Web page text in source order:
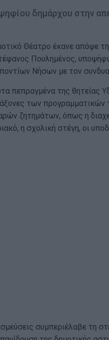
δημάρχου στην
Θέατρο έκανε απόψε
Πουλημένος,
Νήσων με τον
πεπραγμένα της θητείας
των προγραμματικών
ζητημάτων, όπως η
η σχολική στέγη, οι
συμπεριέλαβε τη